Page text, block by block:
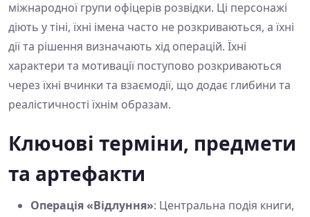
міжнародної групи офіцерів розвідки. Ці персонажі
діють у тіні, їхні імена часто не розкриваються, а їхні
дії та рішення визначають хід операцій. Їхні
характери та мотивації поступово розкриваються
через їхні вчинки та взаємодії, що додає глибини та
реалістичності їхнім образам.
Ключові терміни, предмети
та артефакти
Операція «Відлуння»: Центральна подія книги,